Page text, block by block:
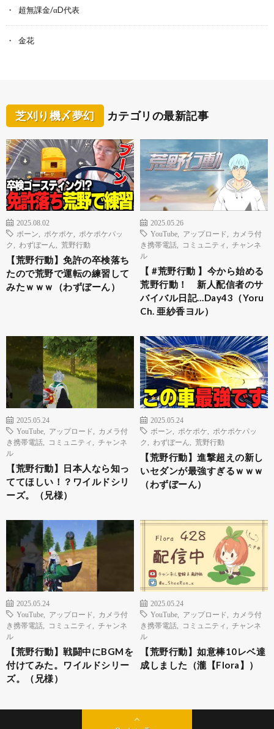
超無課金/αD代表
金花
芝刈り機〆夢幻 カテゴリの最新記事
2025.08.02
ボーン
ポケポケ
ポケポケパッ
ク
わずぼーん 荒野行動
【荒野行動】免許の卒検落ち
たので荒野で運転の練習して
みたｗｗｗ（わずぼーん）
2025.05.26
YouTube
アップロード
カメラ付
き携帯電話
コミュニティ
チャンネ
ル
【 #荒野行動 】今から始める
荒野行動！ 新人配信者のサ
バイバル日記…Day43（Yoru
Ch. 亜紗香ヨル）
2025.05.24
YouTube
アップロード
カメラ付
き携帯電話
コミュニティ
チャンネ
ル
【荒野行動】日本人なら知っ
ててほしい！？ワイルドシリ
ーズ。（兄様）
2025.05.24
ボーン
ポケポケ
ポケポケパッ
ク
わずぼーん 荒野行動
【荒野行動】進撃超えの新し
いセダンが最強すぎるｗｗｗ
（わずぼーん）
2025.05.24
YouTube
アップロード
カメラ付
き携帯電話
コミュニティ
チャンネ
ル
【荒野行動】戦闘中にBGMを
付けてみた。ワイルドシリー
ズ。（兄様）
2025.05.24
YouTube
アップロード
カメラ付
き携帯電話
コミュニティ
チャンネ
ル
【荒野行動】如意棒10レベ達
成しました（瀧【Flora】）